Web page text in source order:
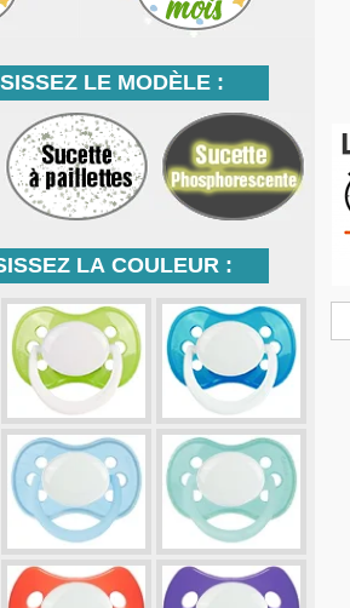
LE MODÈLE :
LA COULEUR :